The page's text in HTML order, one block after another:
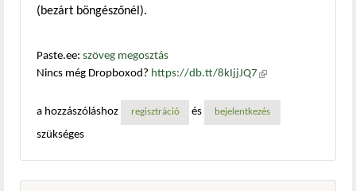
(bezárt böngészőnél).
Paste.ee: szöveg megosztás
Nincs még Dropboxod? https://db.tt/8kIjjJQ7 (külső
a hozzászóláshoz
regisztráció és bejelentkezés
szükséges